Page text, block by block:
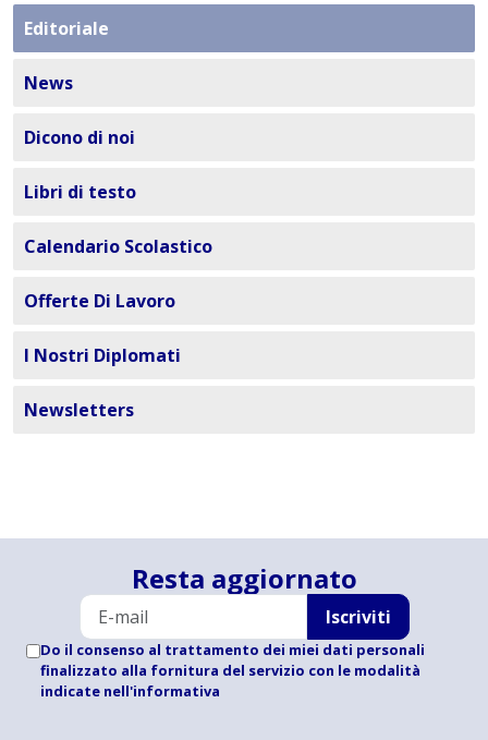
Editoriale
News
Dicono di noi
Libri di testo
Calendario Scolastico
Offerte Di Lavoro
I Nostri Diplomati
Newsletters
Resta aggiornato
Iscriviti
Do il consenso al trattamento dei miei dati personali
finalizzato alla fornitura del servizio con le modalità
indicate nell'informativa